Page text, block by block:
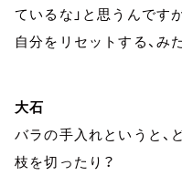
ているな」と思うんです
自分をリセットする、み
大石
バラの手入れというと、
枝を切ったり？